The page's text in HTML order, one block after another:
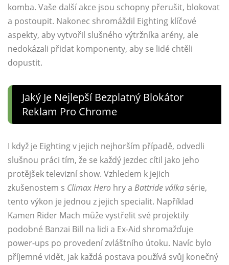
komba. Vaše další akce jsou schopny přerušit, blokovat
a postoupit. Nakonec shromáždil Eighting klíčové
aspekty, aby vytvořil slušného výtržníka arény, ale
nedokázali přidat komponenty, aby se lidé chtěli
dopustit.
Jaký Je Nejlepší Bezplatný Blokátor
Reklam Pro Chrome
I když je Eighting v jejich nejhorším případě, odvedli
slušnou práci tím, že se každý jezdec cítil jako jeho
protějšek televizní show. Vzhledem k jejich
zkušenostem s Climax Hero hry a Battride válka série,
tento výkon je jednou z jejich specialit. Například
Kamen Rider Mach může vystřelit své projektily
podobné Banzai Bill na lidi a Ex-Aid shromažďuje
power-ups po provedení zvláštního útoku. Navíc bylo
příjemné vidět, jak každá postava používá svůj konečný